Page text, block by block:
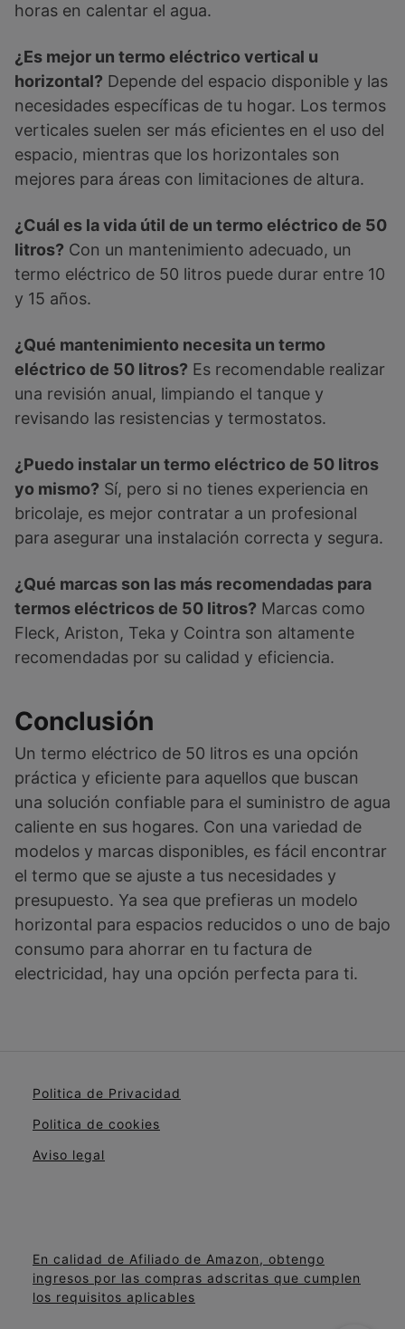
horas en calentar el agua.
¿Es mejor un termo eléctrico vertical u
horizontal? Depende del espacio disponible y las
necesidades específicas de tu hogar. Los termos
verticales suelen ser más eficientes en el uso del
espacio, mientras que los horizontales son
mejores para áreas con limitaciones de altura.
¿Cuál es la vida útil de un termo eléctrico de 50
litros? Con un mantenimiento adecuado, un
termo eléctrico de 50 litros puede durar entre 10
y 15 años.
¿Qué mantenimiento necesita un termo
eléctrico de 50 litros? Es recomendable realizar
una revisión anual, limpiando el tanque y
revisando las resistencias y termostatos.
¿Puedo instalar un termo eléctrico de 50 litros
yo mismo? Sí, pero si no tienes experiencia en
bricolaje, es mejor contratar a un profesional
para asegurar una instalación correcta y segura.
¿Qué marcas son las más recomendadas para
termos eléctricos de 50 litros? Marcas como
Fleck, Ariston, Teka y Cointra son altamente
recomendadas por su calidad y eficiencia.
Conclusión
Un termo eléctrico de 50 litros es una opción
práctica y eficiente para aquellos que buscan
una solución confiable para el suministro de agua
caliente en sus hogares. Con una variedad de
modelos y marcas disponibles, es fácil encontrar
el termo que se ajuste a tus necesidades y
presupuesto. Ya sea que prefieras un modelo
horizontal para espacios reducidos o uno de bajo
consumo para ahorrar en tu factura de
electricidad, hay una opción perfecta para ti.
Politica de Privacidad
Politica de cookies
Aviso legal
En calidad de Afiliado de Amazon, obtengo
ingresos por las compras adscritas que cumplen
los requisitos aplicables